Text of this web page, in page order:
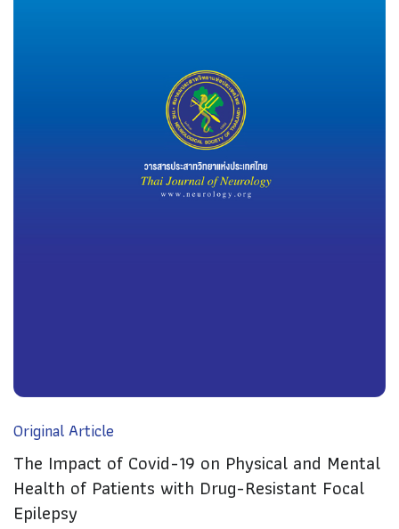
Original Article
The Impact of Covid-19 on Physical and Mental
Health of Patients with Drug-Resistant Focal
Epilepsy